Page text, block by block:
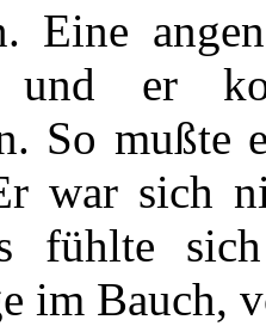
Eine
und er
So mußte
war sich
fühlte
im Bauch,